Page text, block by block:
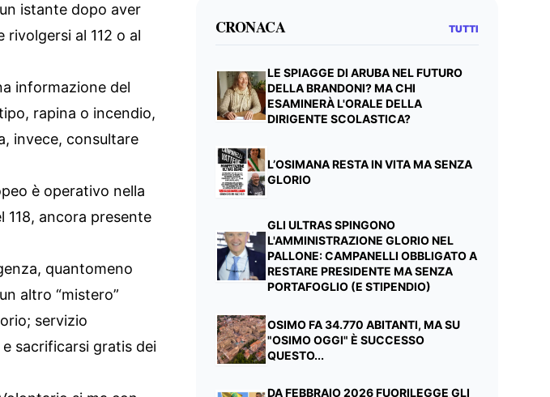
istante dopo aver
al 112 o al
informazione del
rapina o incendio,
invece, consultare
è operativo nella
ancora presente
quantomeno
altro “mistero”
servizio
sacrificarsi gratis dei
CRONACA TUTTI
LE SPIAGGE DI ARUBA NEL FUTURO
DELLA BRANDONI? MA CHI
ESAMINERÀ L'ORALE DELLA
DIRIGENTE SCOLASTICA?
L’OSIMANA RESTA IN VITA MA SENZA
GLORIO
GLI ULTRAS SPINGONO
L'AMMINISTRAZIONE GLORIO NEL
PALLONE: CAMPANELLI OBBLIGATO A
RESTARE PRESIDENTE MA SENZA
PORTAFOGLIO (E STIPENDIO)
OSIMO FA 34.770 ABITANTI, MA SU
"OSIMO OGGI" È SUCCESSO
QUESTO...
DA FEBBRAIO 2026 FUORILEGGE GLI